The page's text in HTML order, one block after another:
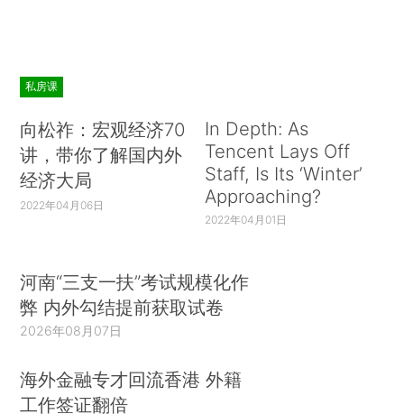
私房课
向松祚：宏观经济70
讲，带你了解国内外
经济大局
2022年04月06日
In Depth: As
Tencent Lays Off
Staff, Is Its ‘Winter’
Approaching?
2022年04月01日
河南“三支一扶”考试规模化作
弊 内外勾结提前获取试卷
2026年08月07日
海外金融专才回流香港 外籍
工作签证翻倍